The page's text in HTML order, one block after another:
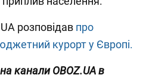
розповідав про
курорт у Європі.
канали OBOZ.UA в